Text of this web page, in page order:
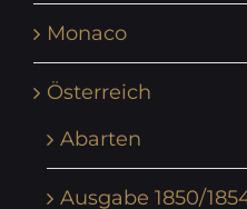
Monaco
Österreich
Abarten
Ausgabe 1850/